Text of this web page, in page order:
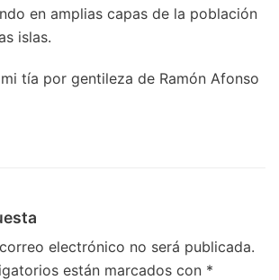
en amplias capas de la población
islas.
tía por gentileza de Ramón Afonso
electrónico no será publicada.
están marcados con *